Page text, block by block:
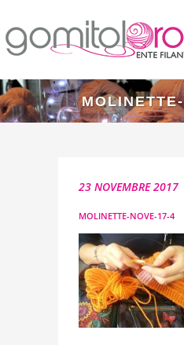
23 NOVEMBRE 2017
MOLINETTE-NOVE-17-4